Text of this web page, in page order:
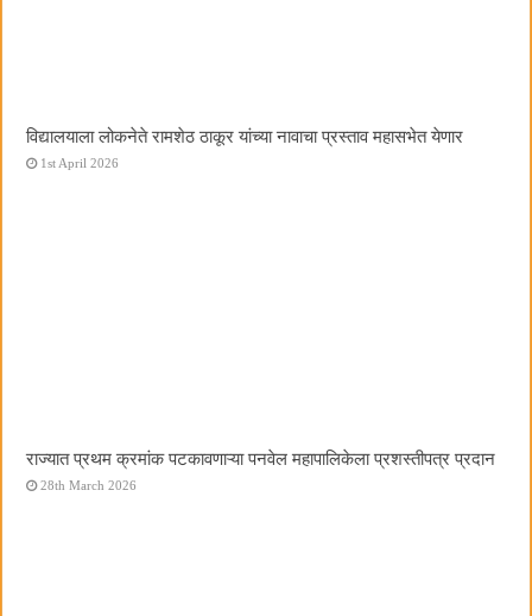
विद्यालयाला लोकनेते रामशेठ ठाकूर यांच्या नावाचा प्रस्ताव महासभेत येणार
1st April 2026
राज्यात प्रथम क्रमांक पटकावणाऱ्या पनवेल महापालिकेला प्रशस्तीपत्र प्रदान
28th March 2026